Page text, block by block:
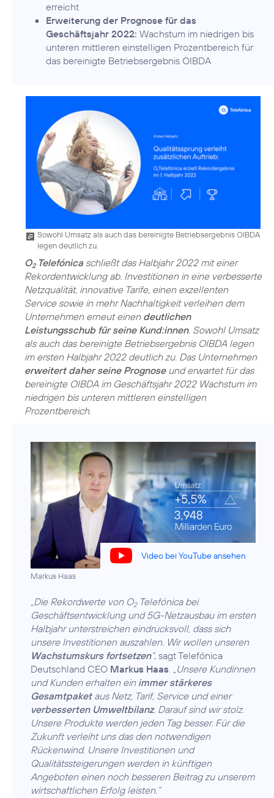
erreicht
Erweiterung der Prognose für das
Geschäftsjahr 2022: Wachstum im niedrigen bis
unteren mittleren einstelligen Prozentbereich für
das bereinigte Betriebsergebnis OIBDA
Sowohl Umsatz als auch das bereinigte Betriebsergebnis OIBDA
legen deutlich zu.
O2Telefónica schließt das Halbjahr 2022 mit einer
Rekordentwicklung ab. Investitionen in eine verbesserte
Netzqualität, innovative Tarife, einen exzellenten
Service sowie in mehr Nachhaltigkeit verleihen dem
Unternehmen erneut einen deutlichen
Leistungsschub für seine Kund:innen. Sowohl Umsatz
als auch das bereinigte Betriebsergebnis OIBDA legen
im ersten Halbjahr 2022 deutlich zu. Das Unternehmen
erweitert daher seine Prognoseund erwartet für das
bereinigte OIBDA im Geschäftsjahr 2022 Wachstum im
niedrigen bis unteren mittleren einstelligen
Prozentbereich.
Video bei YouTube ansehen
Markus Haas
„Die Rekordwerte von O2Telefónica bei
Geschäftsentwicklung und 5G-Netzausbau im ersten
Halbjahr unterstreichen eindrucksvoll, dass sich
unsere Investitionen auszahlen. Wir wollen unseren
Wachstumskurs fortsetzen“, sagt Telefónica
Deutschland CEO Markus Haas
„Unsere Kundinnen
und Kunden erhalten ein immer stärkeres
Gesamtpaketaus Netz, Tarif, Service und einer
verbesserten Umweltbilanz. Darauf sind wir stolz.
Unsere Produkte werden jeden Tag besser. Für die
Zukunft verleiht uns das den notwendigen
Rückenwind. Unsere Investitionen und
Qualitätssteigerungen werden in künftigen
Angeboten einen noch besseren Beitrag zu unserem
wirtschaftlichen Erfolg leisten.“